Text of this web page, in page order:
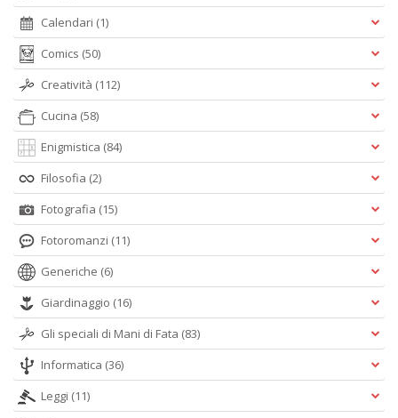
Calendari (1)
Comics (50)
Creatività (112)
Cucina (58)
Enigmistica (84)
Filosofia (2)
Fotografia (15)
Fotoromanzi (11)
Generiche (6)
Giardinaggio (16)
Gli speciali di Mani di Fata (83)
Informatica (36)
Leggi (11)